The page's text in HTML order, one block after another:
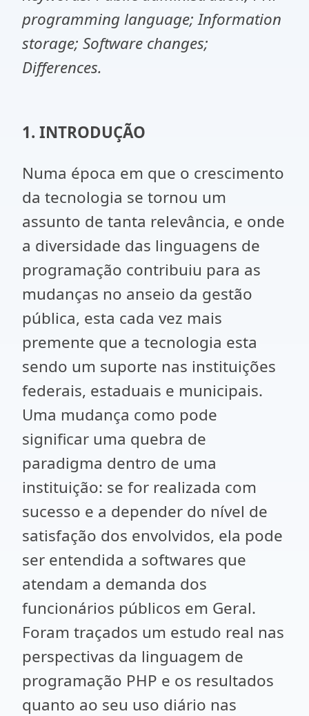
programming language; Information
storage; Software changes;
Differences.
1. INTRODUÇÃO
Numa época em que o crescimento
da tecnologia se tornou um
assunto de tanta relevância, e onde
a diversidade das linguagens de
programação contribuiu para as
mudanças no anseio da gestão
pública, esta cada vez mais
premente que a tecnologia esta
sendo um suporte nas instituições
federais, estaduais e municipais.
Uma mudança como pode
significar uma quebra de
paradigma dentro de uma
instituição: se for realizada com
sucesso e a depender do nível de
satisfação dos envolvidos, ela pode
ser entendida a softwares que
atendam a demanda dos
funcionários públicos em Geral.
Foram traçados um estudo real nas
perspectivas da linguagem de
programação PHP e os resultados
quanto ao seu uso diário nas